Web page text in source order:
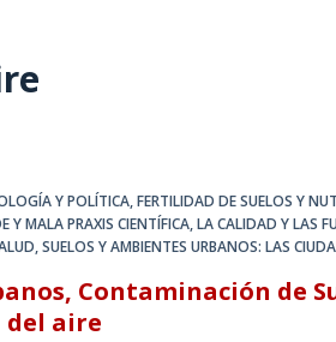
Y POLÍTICA,FERTILIDAD DE SUELOS Y
Y MALA PRAXIS CIENTÍFICA,LA CALIDAD Y LAS
,SUELOS Y AMBIENTES URBANOS: LAS
Contaminación de
aire